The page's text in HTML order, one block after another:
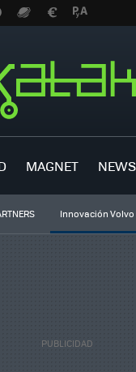
MAGNET
Innovación Volvo